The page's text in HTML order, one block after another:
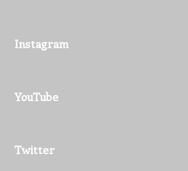
Instagram
YouTube
Twitter